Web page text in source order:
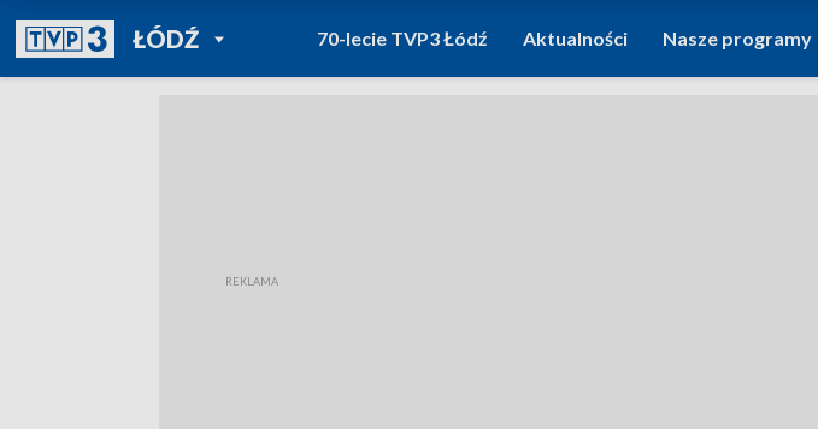
ŁÓDŹPOWRÓT DO
TVP REGIONY
70-lecie TVP3 Łódź Aktualności Nasze programy